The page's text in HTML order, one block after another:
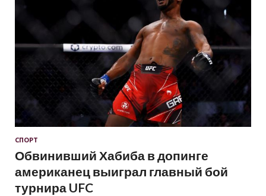
СПОРТ
Обвинивший Хабиба в допинге
американец выиграл главный бой
турнира UFC